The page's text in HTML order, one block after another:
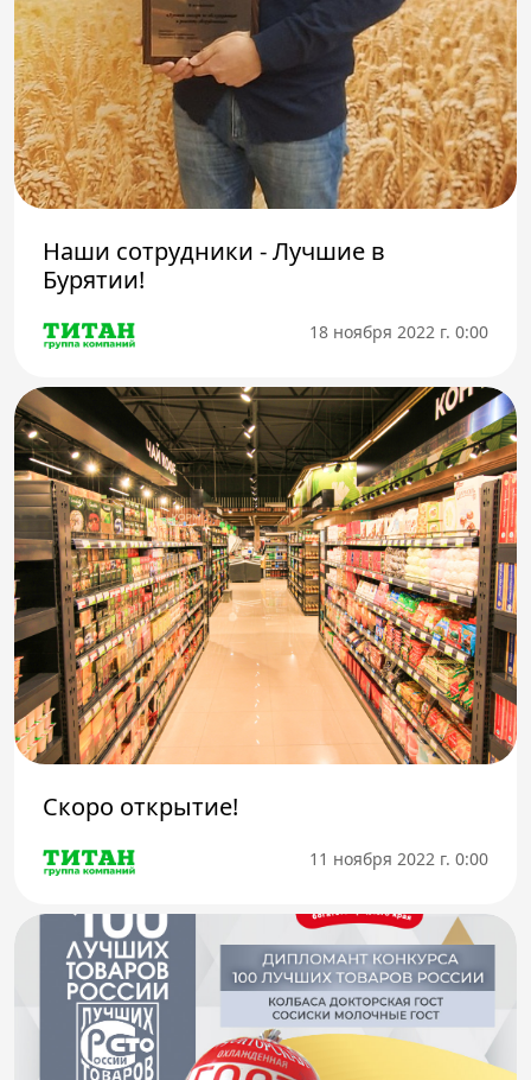
Наши сотрудники - Лучшие в
Бурятии!
18 ноября 2022 г. 0:00
Скоро открытие!
11 ноября 2022 г. 0:00